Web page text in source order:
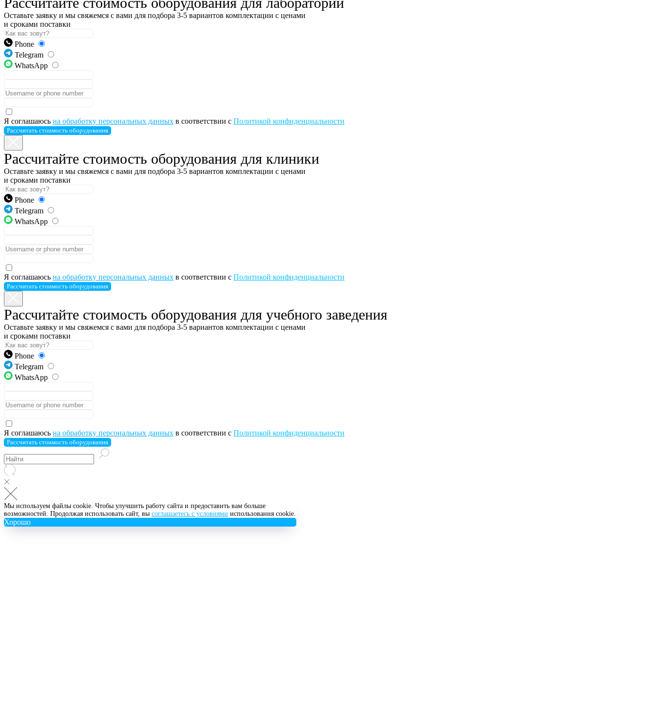
Оставьте заявку и мы свяжемся с вами для подбора 3-5 вариантов комплектации с ценами
и сроками поставки
Phone
Telegram
WhatsApp
Я соглашаюсь на обработку персональных данных в соответствии с Политикой конфиденциальности
Рассчитать стоимость оборудования
Рассчитайте стоимость оборудования для клиники
Оставьте заявку и мы свяжемся с вами для подбора 3-5 вариантов комплектации с ценами
и сроками поставки
Phone
Telegram
WhatsApp
Я соглашаюсь на обработку персональных данных в соответствии с Политикой конфиденциальности
Рассчитать стоимость оборудования
Рассчитайте стоимость оборудования для учебного заведения
Оставьте заявку и мы свяжемся с вами для подбора 3-5 вариантов комплектации с ценами
и сроками поставки
Phone
Telegram
WhatsApp
Я соглашаюсь на обработку персональных данных в соответствии с Политикой конфиденциальности
Рассчитать стоимость оборудования
Мы используем файлы cookie. Чтобы улучшить работу сайта и предоставить вам больше
возможностей. Продолжая использовать сайт, вы соглашаетесь с условиями использования cookie.
Хорошо